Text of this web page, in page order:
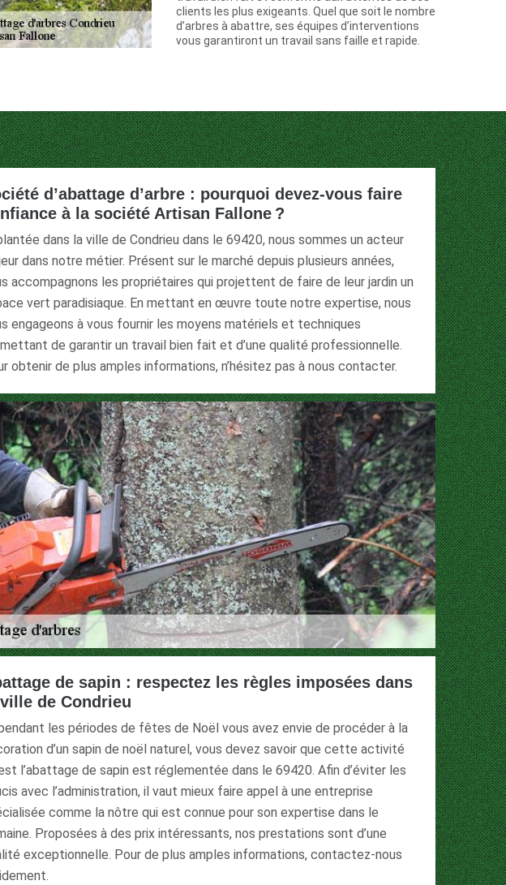
clients les plus exigeants. Quel que soit le nombre
d’arbres à abattre, ses équipes d’interventions
vous garantiront un travail sans faille et rapide.
d’abattage d’arbre : pourquoi devez-vous faire
à la société Artisan Fallone ?
dans la ville de Condrieu dans le 69420, nous sommes un acteur
dans notre métier. Présent sur le marché depuis plusieurs années,
accompagnons les propriétaires qui projettent de faire de leur jardin un
vert paradisiaque. En mettant en œuvre toute notre expertise, nous
engageons à vous fournir les moyens matériels et techniques
de garantir un travail bien fait et d’une qualité professionnelle.
obtenir de plus amples informations, n’hésitez pas à nous contacter.
de sapin : respectez les règles imposées dans
ville de Condrieu
les périodes de fêtes de Noël vous avez envie de procéder à la
d’un sapin de noël naturel, vous devez savoir que cette activité
l’abattage de sapin est réglementée dans le 69420. Afin d’éviter les
avec l’administration, il vaut mieux faire appel à une entreprise
comme la nôtre qui est connue pour son expertise dans le
Proposées à des prix intéressants, nos prestations sont d’une
exceptionnelle. Pour de plus amples informations, contactez-nous